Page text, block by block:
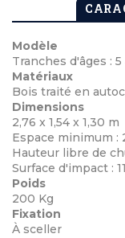
Modèle
Tranches d'âges :
Matériaux
Bois traité en
Dimensions
2,76 x 1,54 x 1,30 m
Espace minimum :
Hauteur libre de
Surface d'impact :
Poids
200 Kg
Fixation
À sceller